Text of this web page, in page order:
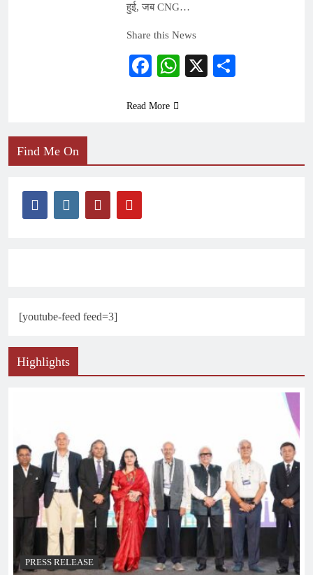
हुई, जब CNG…
Share this News
Facebook
WhatsApp
X
Read More
Find Me On
[youtube-feed feed=3]
Highlights
PRESS RELEASE